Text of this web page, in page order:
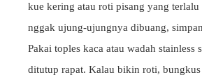
kue kering atau roti pisang yang
nggak ujung-ujungnya dibuang,
Pakai toples kaca atau wadah stainless
ditutup rapat. Kalau bikin roti, bungkus